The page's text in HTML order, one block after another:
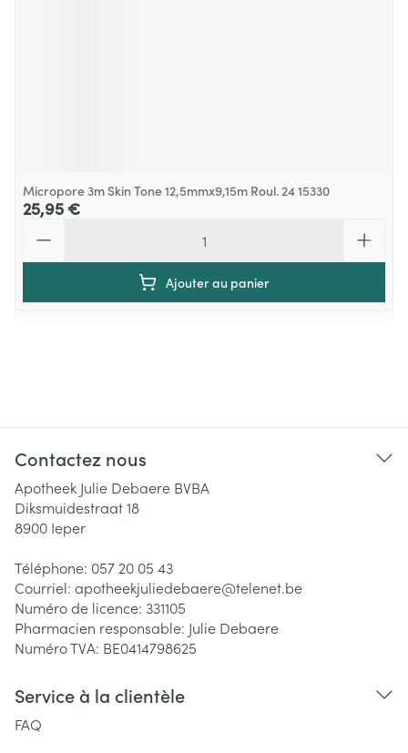
Micropore 3m Skin Tone 12,5mmx9,15m Roul. 24 15330
25,95 €
Ajouter au panier
Contactez nous
Apotheek Julie Debaere BVBA
Diksmuidestraat 18
8900 Ieper
Téléphone: 057 20 05 43
Courriel: apotheekjuliedebaere@telenet.be
Numéro de licence: 331105
Pharmacien responsable: Julie Debaere
Numéro TVA: BE0414798625
Service à la clientèle
FAQ